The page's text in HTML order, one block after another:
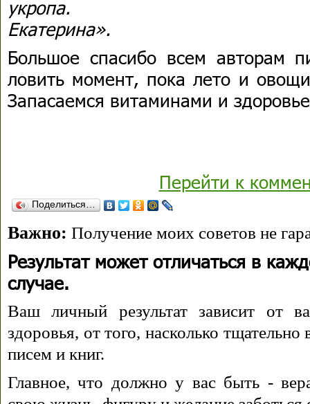
укропа.
Екатерина».
Большое спасибо всем авторам
ловить момент, пока лето и
Запасаемся витаминами и
Перейти к
Поделиться…
Важно: Получение моих советов не
Результат может отличаться в
случае.
Ваш личный результат зависит от
здоровья, от того, насколько
писем и книг.
Главное, что должно у вас быть -